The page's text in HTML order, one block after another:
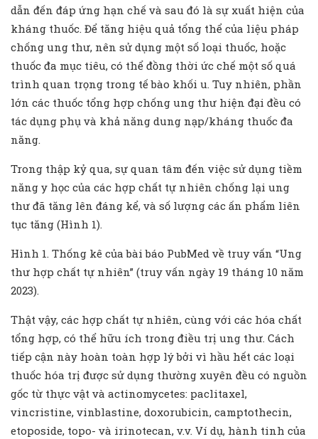
dẫn đến đáp ứng hạn chế và sau đó là sự xuất hiện của
kháng thuốc. Để tăng hiệu quả tổng thể của liệu pháp
chống ung thư, nên sử dụng một số loại thuốc, hoặc
thuốc đa mục tiêu, có thể đồng thời ức chế một số quá
trình quan trọng trong tế bào khối u. Tuy nhiên, phần
lớn các thuốc tổng hợp chống ung thư hiện đại đều có
tác dụng phụ và khả năng dung nạp/kháng thuốc đa
năng.
Trong thập kỷ qua, sự quan tâm đến việc sử dụng tiềm
năng y học của các hợp chất tự nhiên chống lại ung
thư đã tăng lên đáng kể, và số lượng các ấn phẩm liên
tục tăng (Hình 1).
Hình 1. Thống kê của bài báo PubMed về truy vấn “Ung
thư hợp chất tự nhiên” (truy vấn ngày 19 tháng 10 năm
2023).
Thật vậy, các hợp chất tự nhiên, cùng với các hóa chất
tổng hợp, có thể hữu ích trong điều trị ung thư. Cách
tiếp cận này hoàn toàn hợp lý bởi vì hầu hết các loại
thuốc hóa trị được sử dụng thường xuyên đều có nguồn
gốc từ thực vật và actinomycetes: paclitaxel,
vincristine, vinblastine, doxorubicin, camptothecin,
etoposide, topo- và irinotecan, v.v. Ví dụ, hành tinh của